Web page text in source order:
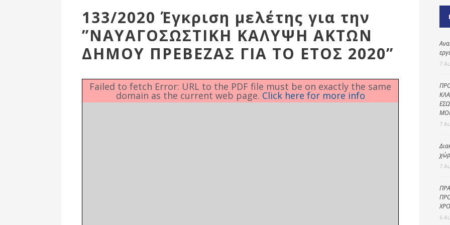
Δημοτικές
Ενότητες
Δημοτική
αστυνομία
Γραφείο εσόδων
προστασία
133/2020 Έγκριση μελέτης για την
”ΝΑΥΑΓΟΣΩΣΤΙΚΗ ΚΑΛΥΨΗ ΑΚΤΩΝ
ΔΗΜΟΥ ΠΡΕΒΕΖΑΣ ΓΙΑ ΤΟ ΕΤΟΣ 2020”
Failed to fetch Error: URL to the PDF file must be on exactly the same
domain as the current web page. Click here for more info
7
7
7
6